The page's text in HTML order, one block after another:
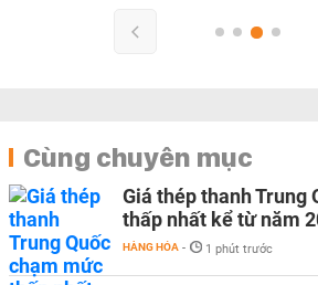
Cùng chuyên mục
Giá thép thanh Trung
thấp nhất kể từ năm
HÀNG HÓA - 1 phút trước